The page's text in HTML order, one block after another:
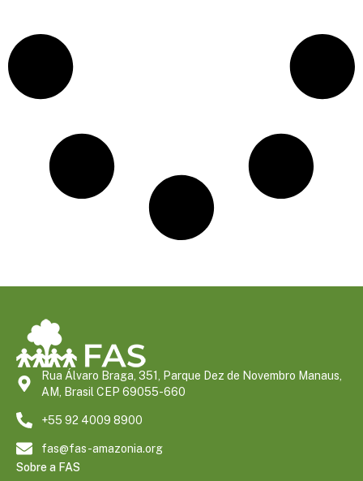
Rua Álvaro Braga, 351, Parque Dez de Novembro Manaus,
AM, Brasil CEP 69055-660
+55 92 4009 8900
fas@fas-amazonia.org
Sobre a FAS